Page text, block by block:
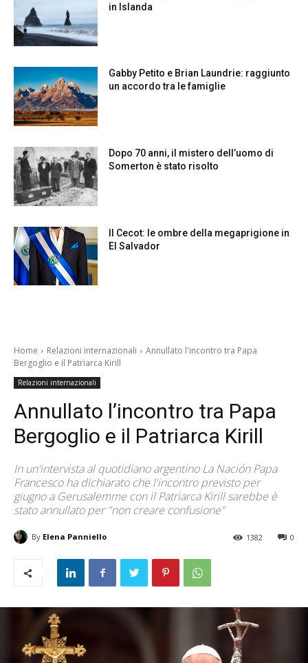
in Islanda
Gabby Petito e Brian Laundrie: raggiunto
un accordo tra le famiglie
Dopo 70 anni, il mistero dell’uomo di
Somerton è stato risolto
Il Cecot: le ombre della megaprigione in
El Salvador